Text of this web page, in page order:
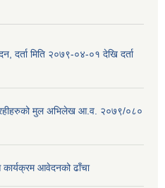
दर्ता मिति २०७९-०४-०१ देखि दर्ता
मुल अभिलेख आ.व. २०७९/०८०
कार्यक्रम आवेदनको ढाँचा